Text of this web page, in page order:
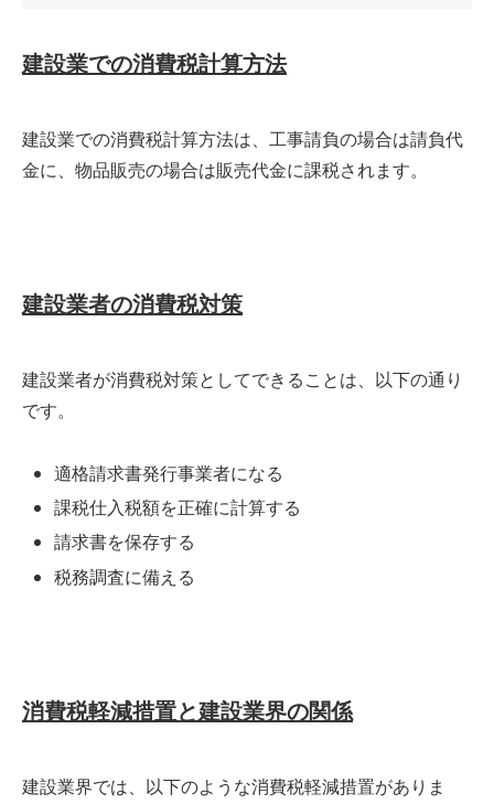
建設業での消費税計算方法
建設業での消費税計算方法は、工事請負の場合は請負代
金に、物品販売の場合は販売代金に課税されます。
建設業者の消費税対策
建設業者が消費税対策としてできることは、以下の通り
です。
適格請求書発行事業者になる
課税仕入税額を正確に計算する
請求書を保存する
税務調査に備える
消費税軽減措置と建設業界の関係
建設業界では、以下のような消費税軽減措置がありま